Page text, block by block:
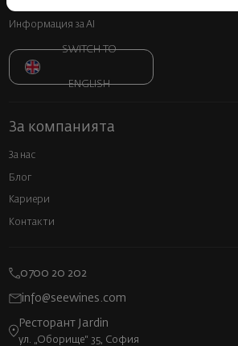
Информация за AI
SWITCH TO
ENGLISH
За компанията
За нас
Блог
Кариери
Контакти
0700 20 202
info@seewines.com
Ресторант Jardin
ул. „Оборище“ 35, София